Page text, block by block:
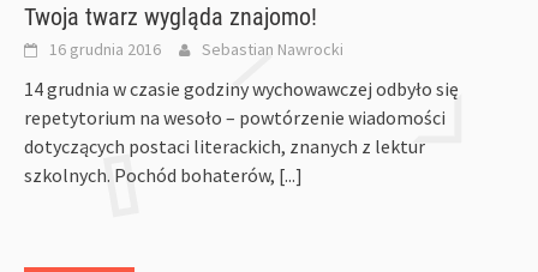
Twoja twarz wygląda znajomo!
16 grudnia 2016 Sebastian Nawrocki
14 grudnia w czasie godziny wychowawczej odbyło się
repetytorium na wesoło – powtórzenie wiadomości
dotyczących postaci literackich, znanych z lektur
szkolnych. Pochód bohaterów, [...]